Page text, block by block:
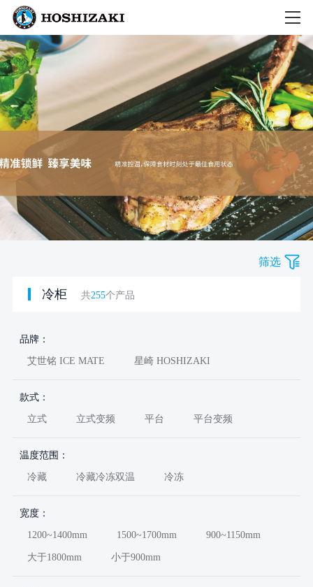
筛选
冷柜 共255个产品
品牌：
艾世铭 ICE MATE 星崎 HOSHIZAKI
款式：
立式 立式变频 平台 平台变频
温度范围：
冷藏 冷藏冷冻双温 冷冻
宽度：
1200~1400mm 1500~1700mm 900~1150mm
大于1800mm 小于900mm